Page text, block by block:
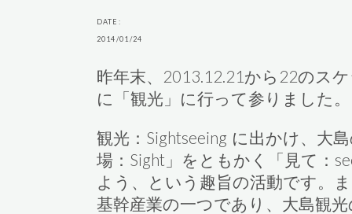
DATE:
2014/01/24
昨年末、2013.12.21から22のス
に「観光」に行って参りました。
観光：Sightseeing に出かけ、大
場：Sight」をともかく「見て：
よう、という趣旨の活動です。
基幹産業の一つであり、大島観